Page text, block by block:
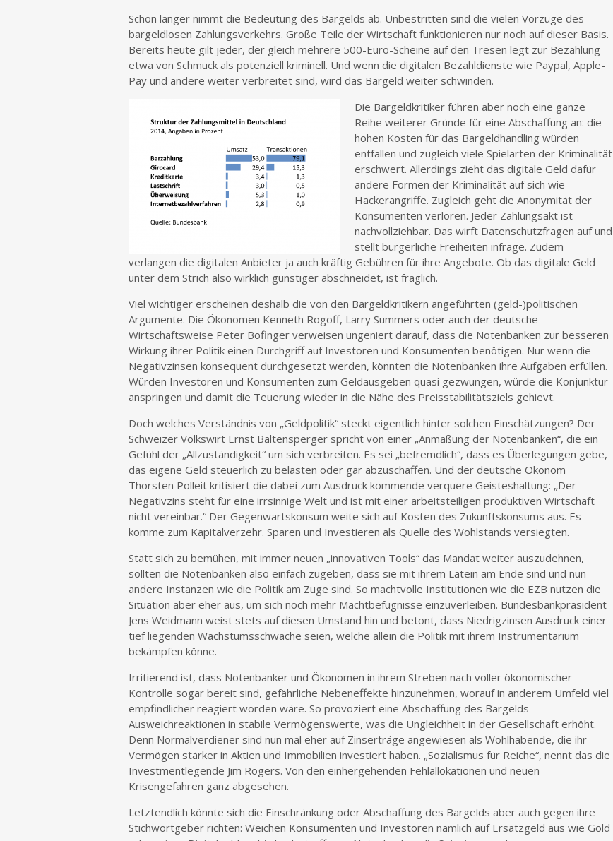
Schon länger nimmt die Bedeutung des Bargelds ab. Unbestritten sind die vielen Vorzüge des
bargeldlosen Zahlungsverkehrs. Große Teile der Wirtschaft funktionieren nur noch auf dieser Basis.
Bereits heute gilt jeder, der gleich mehrere 500-Euro-Scheine auf den Tresen legt zur Bezahlung
etwa von Schmuck als potenziell kriminell. Und wenn die digitalen Bezahldienste wie Paypal, Apple-
Pay und andere weiter verbreitet sind, wird das Bargeld weiter schwinden.
Die Bargeldkritiker führen aber noch eine ganze
Reihe weiterer Gründe für eine Abschaffung an: die
hohen Kosten für das Bargeldhandling würden
entfallen und zugleich viele Spielarten der Kriminalität
erschwert. Allerdings zieht das digitale Geld dafür
andere Formen der Kriminalität auf sich wie
Hackerangriffe. Zugleich geht die Anonymität der
Konsumenten verloren. Jeder Zahlungsakt ist
nachvollziehbar. Das wirft Datenschutzfragen auf und
stellt bürgerliche Freiheiten infrage. Zudem
verlangen die digitalen Anbieter ja auch kräftig Gebühren für ihre Angebote. Ob das digitale Geld
unter dem Strich also wirklich günstiger abschneidet, ist fraglich.
Viel wichtiger erscheinen deshalb die von den Bargeldkritikern angeführten (geld-)politischen
Argumente. Die Ökonomen Kenneth Rogoff, Larry Summers oder auch der deutsche
Wirtschaftsweise Peter Bofinger verweisen ungeniert darauf, dass die Notenbanken zur besseren
Wirkung ihrer Politik einen Durchgriff auf Investoren und Konsumenten benötigen. Nur wenn die
Negativzinsen konsequent durchgesetzt werden, könnten die Notenbanken ihre Aufgaben erfüllen.
Würden Investoren und Konsumenten zum Geldausgeben quasi gezwungen, würde die Konjunktur
anspringen und damit die Teuerung wieder in die Nähe des Preisstabilitätsziels gehievt.
Doch welches Verständnis von „Geldpolitik“ steckt eigentlich hinter solchen Einschätzungen? Der
Schweizer Volkswirt Ernst Baltensperger spricht von einer „Anmaßung der Notenbanken“, die ein
Gefühl der „Allzuständigkeit“ um sich verbreiten. Es sei „befremdlich“, dass es Überlegungen gebe,
das eigene Geld steuerlich zu belasten oder gar abzuschaffen. Und der deutsche Ökonom
Thorsten Polleit kritisiert die dabei zum Ausdruck kommende verquere Geisteshaltung: „Der
Negativzins steht für eine irrsinnige Welt und ist mit einer arbeitsteiligen produktiven Wirtschaft
nicht vereinbar.“ Der Gegenwartskonsum weite sich auf Kosten des Zukunftskonsums aus. Es
komme zum Kapitalverzehr. Sparen und Investieren als Quelle des Wohlstands versiegten.
Statt sich zu bemühen, mit immer neuen „innovativen Tools“ das Mandat weiter auszudehnen,
sollten die Notenbanken also einfach zugeben, dass sie mit ihrem Latein am Ende sind und nun
andere Instanzen wie die Politik am Zuge sind. So machtvolle Institutionen wie die EZB nutzen die
Situation aber eher aus, um sich noch mehr Machtbefugnisse einzuverleiben. Bundesbankpräsident
Jens Weidmann weist stets auf diesen Umstand hin und betont, dass Niedrigzinsen Ausdruck einer
tief liegenden Wachstumsschwäche seien, welche allein die Politik mit ihrem Instrumentarium
bekämpfen könne.
Irritierend ist, dass Notenbanker und Ökonomen in ihrem Streben nach voller ökonomischer
Kontrolle sogar bereit sind, gefährliche Nebeneffekte hinzunehmen, worauf in anderem Umfeld viel
empfindlicher reagiert worden wäre. So provoziert eine Abschaffung des Bargelds
Ausweichreaktionen in stabile Vermögenswerte, was die Ungleichheit in der Gesellschaft erhöht.
Denn Normalverdiener sind nun mal eher auf Zinserträge angewiesen als Wohlhabende, die ihr
Vermögen stärker in Aktien und Immobilien investiert haben. „Sozialismus für Reiche“, nennt das die
Investmentlegende Jim Rogers. Von den einhergehenden Fehlallokationen und neuen
Krisengefahren ganz abgesehen.
Letztendlich könnte sich die Einschränkung oder Abschaffung des Bargelds aber auch gegen ihre
Stichwortgeber richten: Weichen Konsumenten und Investoren nämlich auf Ersatzgeld aus wie Gold